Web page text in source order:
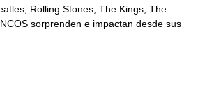
Rolling Stones, The Kings, The
sorprenden e impactan desde sus